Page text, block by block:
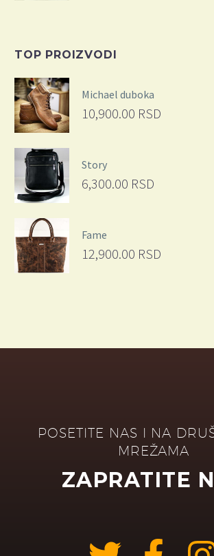
TOP PROIZVODI
Michael duboka
10,900.00 RSD
Story
6,300.00 RSD
Fame
12,900.00 RSD
POSETITE NAS I NA
MREŽAMA
ZAPRATITE